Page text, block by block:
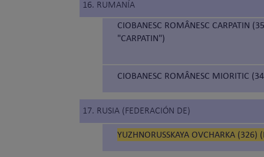
16. RUMANÍA
CIOBANESC ROMÂNESC CARPATIN
"CARPATIN")
CIOBANESC ROMÂNESC MIORITIC
17. RUSIA (FEDERACIÓN DE)
YUZHNORUSSKAYA OVCHARKA (326)